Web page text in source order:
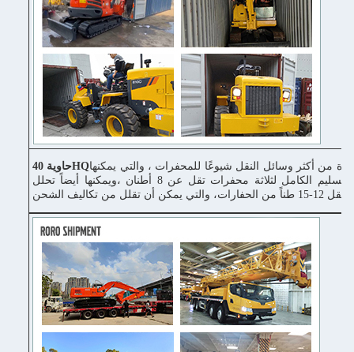
حاوية 40HQمن أكثر وسائل النقل شيوعًا للمحفرات ، والتي يمكنها
إكمال التسليم الكامل لثلاثة محفرات تقل عن 8 أطنان ،ويمكنها أيضاً تحلل
ونقل 12-15 طناً من الحفارات، والتي يمكن أن تقلل من تكاليف الشحن